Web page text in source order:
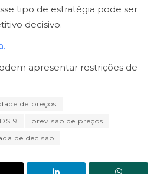
tipo de estratégia pode ser
decisivo.
apresentar restrições de
de preços
9
previsão de preços
de decisão